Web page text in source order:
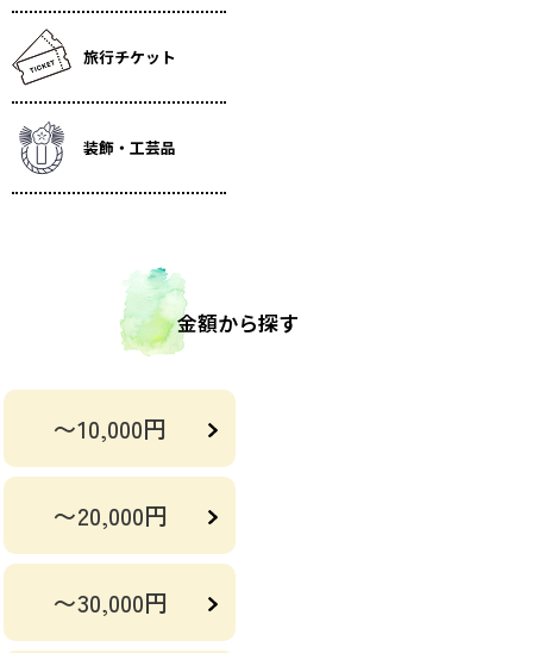
旅行チケット
装飾・工芸品
金額から探す
〜10,000円
〜20,000円
〜30,000円